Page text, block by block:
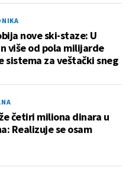
nove ski-staze: U
više od pola milijarde
sistema za veštački sneg
četiri miliona dinara u
Realizuje se osam